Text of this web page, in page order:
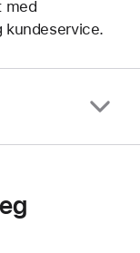
med
kundeservice.